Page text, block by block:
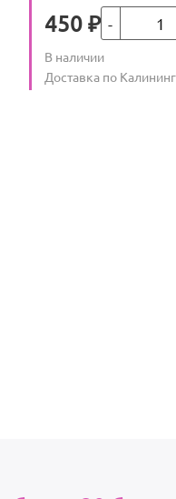
Цена
450 ₽Кол-во
Количество
В наличии
Условия доставки
Доставка по